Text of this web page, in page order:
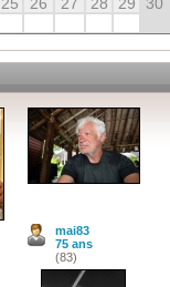
25
26 27 28 29 30
mai83
75 ans
(83)